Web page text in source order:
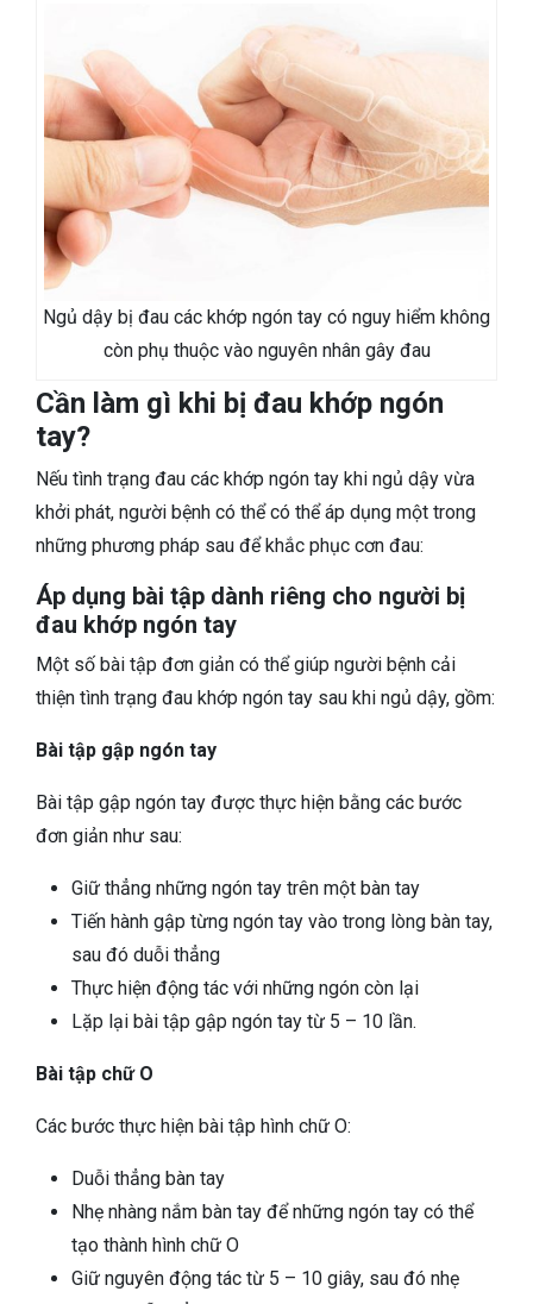
Ngủ dậy bị đau các khớp ngón tay có nguy hiểm không
còn phụ thuộc vào nguyên nhân gây đau
Cần làm gì khi bị đau khớp ngón
tay?
Nếu tình trạng đau các khớp ngón tay khi ngủ dậy vừa
khởi phát, người bệnh có thể có thể áp dụng một trong
những phương pháp sau để khắc phục cơn đau:
Áp dụng bài tập dành riêng cho người bị
đau khớp ngón tay
Một số bài tập đơn giản có thể giúp người bệnh cải
thiện tình trạng đau khớp ngón tay sau khi ngủ dậy, gồm:
Bài tập gập ngón tay
Bài tập gập ngón tay được thực hiện bằng các bước
đơn giản như sau:
Giữ thẳng những ngón tay trên một bàn tay
Tiến hành gập từng ngón tay vào trong lòng bàn tay,
sau đó duỗi thẳng
Thực hiện động tác với những ngón còn lại
Lặp lại bài tập gập ngón tay từ 5 – 10 lần.
Bài tập chữ O
Các bước thực hiện bài tập hình chữ O:
Duỗi thẳng bàn tay
Nhẹ nhàng nắm bàn tay để những ngón tay có thể
tạo thành hình chữ O
Giữ nguyên động tác từ 5 – 10 giây, sau đó nhẹ